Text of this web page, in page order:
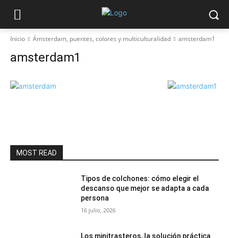
Inicio Ámsterdam, puentes, colores y multiculturalidad amsterdam1
amsterdam1
MOST READ
Tipos de colchones: cómo elegir el
descanso que mejor se adapta a cada
persona
16 julio, 2026
Los minitrasteros, la solución práctica